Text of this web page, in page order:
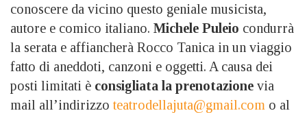
conoscere da vicino questo geniale musicista,
autore e comico italiano. Michele Puleio condurrà
la serata e affiancherà Rocco Tanica in un viaggio
fatto di aneddoti, canzoni e oggetti. A causa dei
posti limitati è consigliata la prenotazione via
mail all’indirizzo teatrodellajuta@gmail.com o al